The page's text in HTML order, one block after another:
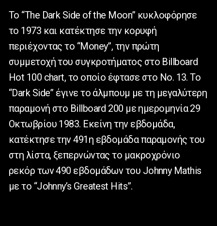
Το “The Dark Side of the Moon” κυκλοφόρησε
το 1973 και κατέκτησε την κορυφή
περιέχοντας το “Money”, την πρώτη
συμμετοχή του συγκροτήματος στο Billboard
Hot 100 chart, το οποίο έφτασε στο Νο. 13. Το
“Dark Side” έγινε το άλμπουμ με τη μεγαλύτερη
παραμονή στο Billboard 200 με ημερομηνία 29
Οκτωβρίου 1983. Εκείνη την εβδομάδα,
κατέκτησε την 491η εβδομάδα παραμονής του
στη λίστα, ξεπερνώντας το μακροχρόνιο
ρεκόρ των 490 εβδομάδων του Johnny Mathis
με το “Johnny’s Greatest Hits”.